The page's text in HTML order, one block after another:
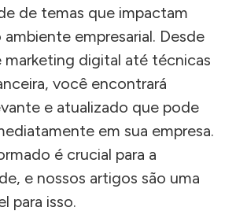
de temas que impactam
empresarial. Desde
marketing digital até técnicas
você encontrará
e atualizado que pode
em sua empresa.
é crucial para a
e nossos artigos são uma
para isso.